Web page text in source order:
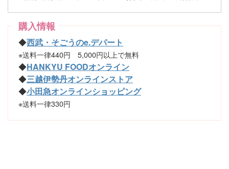
購入情報
◆西武・そごうのe.デパート
※送料一律440円 5,000円以上で無料
◆HANKYU FOODオンライン
◆三越伊勢丹オンラインストア
◆小田急オンラインショッピング
※送料一律330円